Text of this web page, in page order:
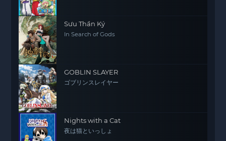
Inherited Will
Sưu Thần Ký
In Search of Gods
GOBLIN SLAYER
ゴブリンスレイヤー
Nights with a Cat
夜は猫といっしょ